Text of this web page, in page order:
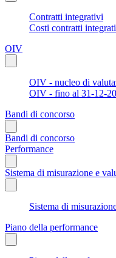
Contratti integrativi
Costi contratti
OIV
OIV - nucleo di
OIV - fino al 31-12-
Bandi di concorso
Bandi di concorso
Performance
Sistema di misurazione e
Sistema di
Piano della performance